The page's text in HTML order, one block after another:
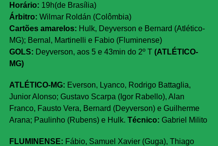
Horário: 19h(de Brasília)
Árbitro: Wilmar Roldán (Colômbia)
Cartões amarelos: Hulk, Deyverson e Bernard (Atlético-
MG); Bernal, Martinelli e Fabio (Fluminense)
GOLS: Deyverson, aos 5 e 43min do 2º T (ATLÉTICO-
MG)
ATLÉTICO-MG: Everson, Lyanco, Rodrigo Battaglia,
Junior Alonso; Gustavo Scarpa (Igor Rabello), Alan
Franco, Fausto Vera, Bernard (Deyverson) e Guilherme
Arana; Paulinho (Rubens) e Hulk. Técnico: Gabriel Milito
FLUMINENSE: Fábio, Samuel Xavier (Guga), Thiago